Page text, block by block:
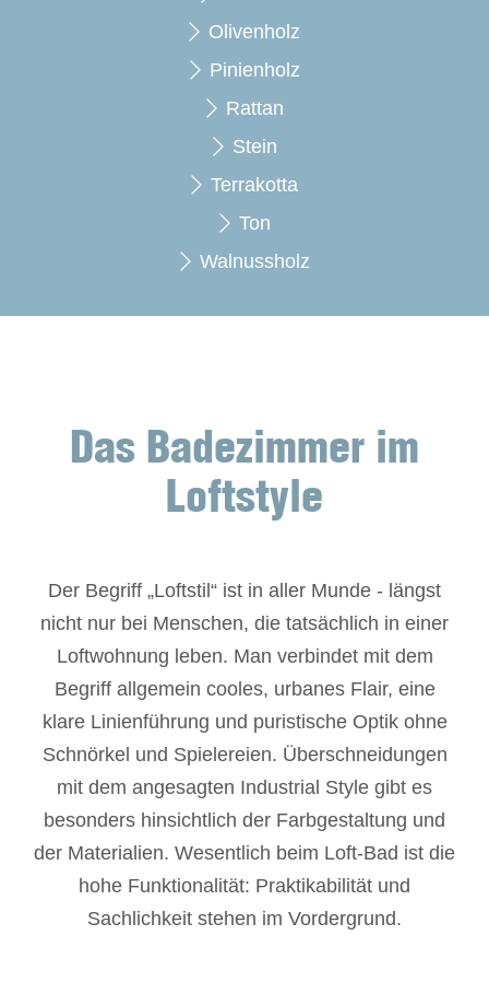
Olivenholz
Pinienholz
Rattan
Stein
Terrakotta
Ton
Walnussholz
Das Badezimmer im
Loftstyle
Der Begriff „Loftstil“ ist in aller Munde - längst
nicht nur bei Menschen, die tatsächlich in einer
Loftwohnung leben. Man verbindet mit dem
Begriff allgemein cooles, urbanes Flair, eine
klare Linienführung und puristische Optik ohne
Schnörkel und Spielereien. Überschneidungen
mit dem angesagten Industrial Style gibt es
besonders hinsichtlich der Farbgestaltung und
der Materialien. Wesentlich beim Loft-Bad ist die
hohe Funktionalität: Praktikabilität und
Sachlichkeit stehen im Vordergrund.